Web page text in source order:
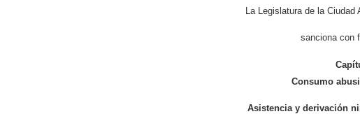
La Legislatura de la
sanciona con
Consumo
Asistencia y derivación